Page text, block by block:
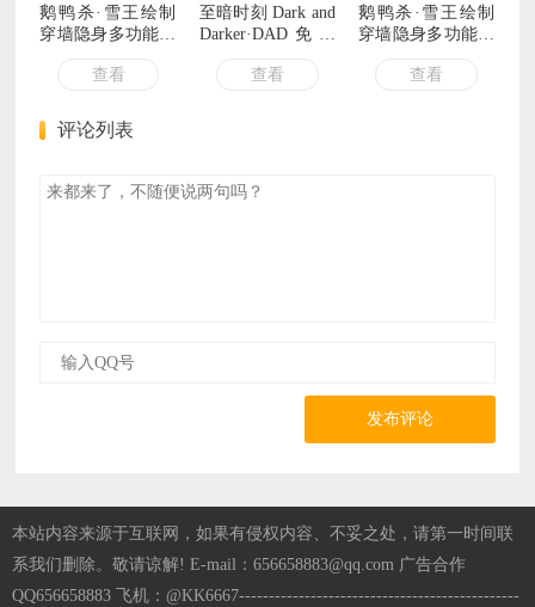
鹅鸭杀·雪王绘制
穿墙隐身多功能助
手 v2.4
查看
至暗时刻 Dark and
Darker·DAD免费
辅助 v1.4.4
查看
鹅鸭杀·雪王绘制
穿墙隐身多功能助
手 v6.16
查看
评论列表
发布评论
本站内容来源于互联网，如果有侵权内容、不妥之处，请第一时间联
系我们删除。敬请谅解! E-mail：656658883@qq.com 广告合作
QQ656658883 飞机：@KK6667-----------------------------------------------